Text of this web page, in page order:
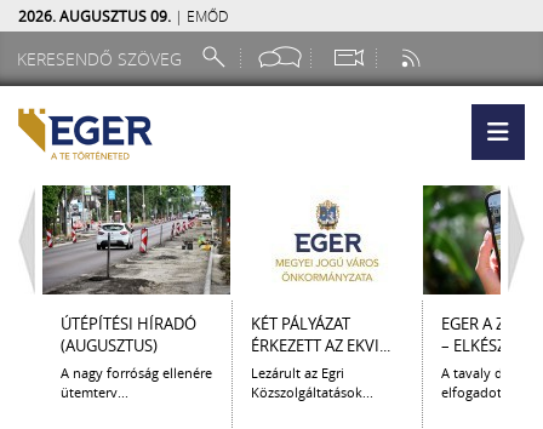
2026. AUGUSZTUS 09. | EMŐD
ÚTÉPÍTÉSI HÍRADÓ
(AUGUSZTUS)
A nagy forróság ellenére
ütemterv...
KÉT PÁLYÁZAT
ÉRKEZETT AZ EKVI...
Lezárult az Egri
Közszolgáltatások...
EGER A
– ELKÉSZÜLT
A tavaly
elfogadott